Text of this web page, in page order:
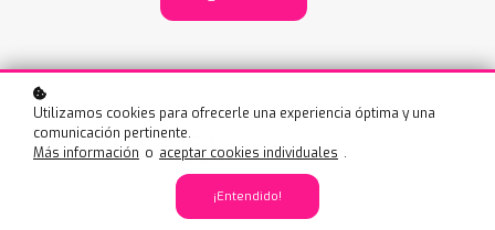
Utilizamos cookies para ofrecerle una experiencia óptima y una
comunicación pertinente.
Más información o aceptar cookies individuales .
¡Entendido!